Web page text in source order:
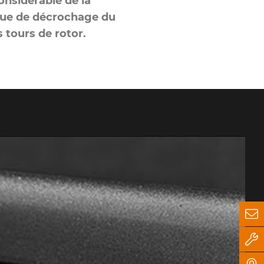
de décrochage du
tours de rotor.